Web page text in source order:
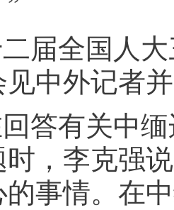
届全国人
见中外记者
答有关中
时，李克强
的事情。在